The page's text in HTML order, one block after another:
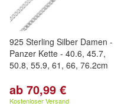
925 Sterling Silber Damen -
Panzer Kette - 40.6, 45.7,
50.8, 55.9, 61, 66, 76.2cm
ab 70,99 €
Kostenloser Versand